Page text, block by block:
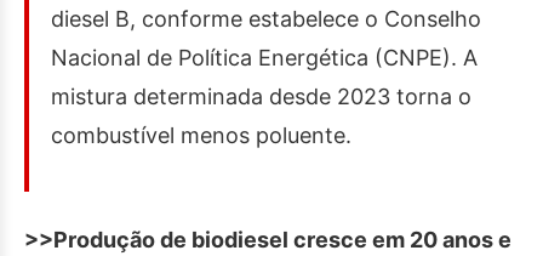
diesel B, conforme estabelece o Conselho
Nacional de Política Energética (CNPE). A
mistura determinada desde 2023 torna o
combustível menos poluente.
>>Produção de biodiesel cresce em 20 anos e